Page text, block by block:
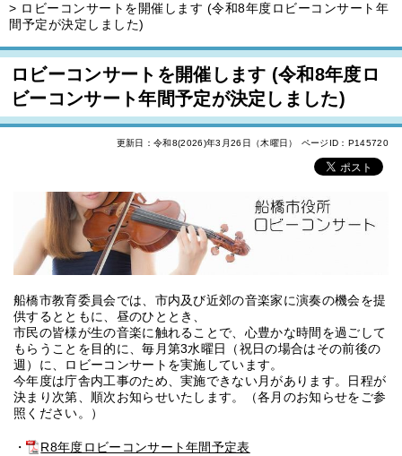
> ロビーコンサートを開催します (令和8年度ロビーコンサート年
間予定が決定しました)
ロビーコンサートを開催します (令和8年度ロ
ビーコンサート年間予定が決定しました)
更新日：令和8(2026)年3月26日（木曜日） ページID：P145720
船橋市教育委員会では、市内及び近郊の音楽家に演奏の機会を提
供するとともに、昼のひととき、
市民の皆様が生の音楽に触れることで、心豊かな時間を過ごして
もらうことを目的に、毎月第3水曜日（祝日の場合はその前後の
週）に、ロビーコンサートを実施しています。
今年度は庁舎内工事のため、実施できない月があります。日程が
決まり次第、順次お知らせいたします。（各月のお知らせをご参
照ください。）
・ R8年度ロビーコンサート年間予定表